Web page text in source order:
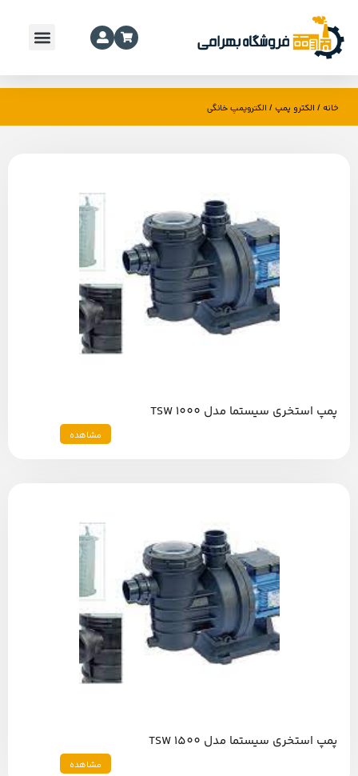
خانه / الکترو پمپ/ الکتروپمپ خانگی
پمپ استخری سیستما مدل TSW 1000
مشاهده
پمپ استخری سیستما مدل TSW 1500
مشاهده